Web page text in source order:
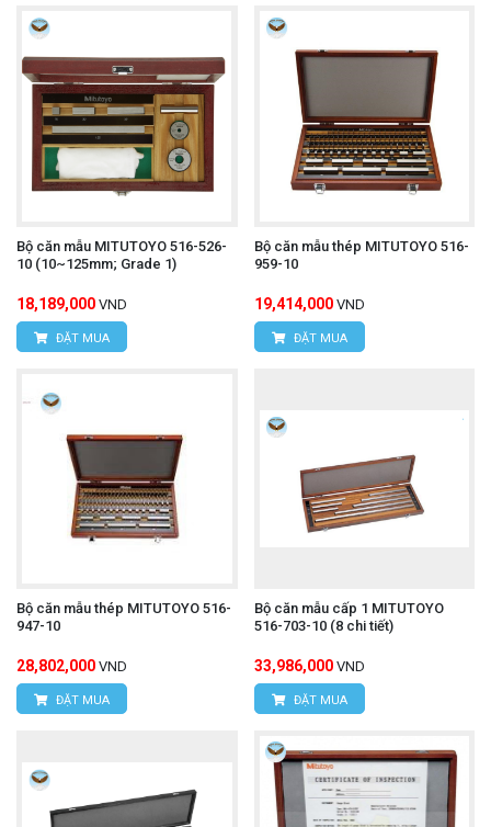
Bộ căn mẫu MITUTOYO 516-526-
10 (10~125mm; Grade 1)
18,189,000 VND
ĐẶT MUA
Bộ căn mẫu thép MITUTOYO 516-
959-10
19,414,000 VND
ĐẶT MUA
Bộ căn mẫu thép MITUTOYO 516-
947-10
28,802,000 VND
ĐẶT MUA
Bộ căn mẫu cấp 1 MITUTOYO
516-703-10 (8 chi tiết)
33,986,000 VND
ĐẶT MUA